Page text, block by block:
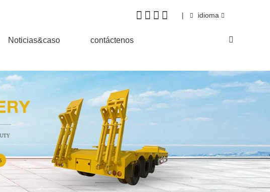
| idioma
Noticias&caso contáctenos